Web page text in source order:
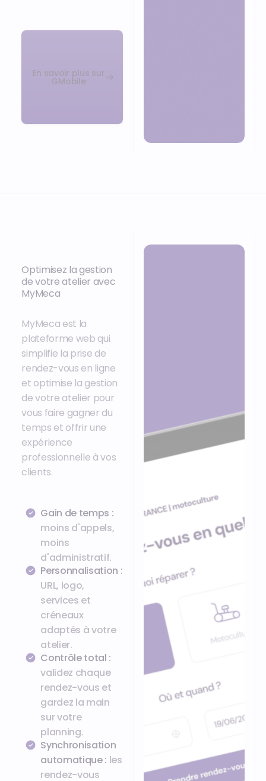
En savoir plus sur
GMobile
Optimisez la gestion
de votre atelier avec
MyMeca
MyMeca est la
plateforme web qui
simplifie la prise de
rendez-vous en ligne
et optimise la gestion
de votre atelier pour
vous faire gagner du
temps et offrir une
expérience
professionnelle à vos
clients.
Gain de temps :
moins d'appels,
moins
d'administratif.
Personnalisation :
URL, logo,
services et
créneaux
adaptés à votre
atelier.
Contrôle total :
validez chaque
rendez-vous et
gardez la main
sur votre
planning.
Synchronisation
automatique : les
rendez-vous